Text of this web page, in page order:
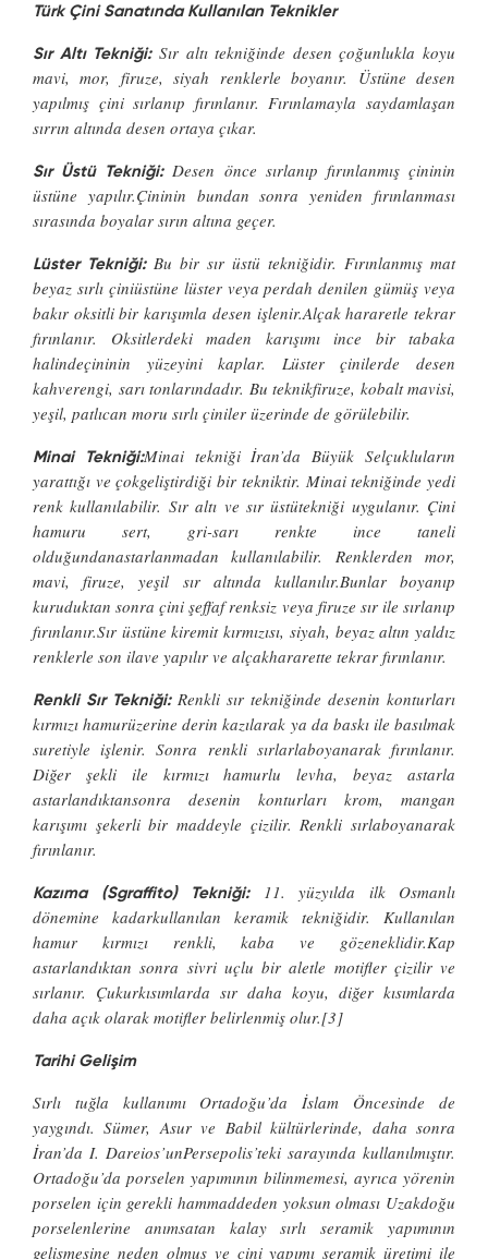
Türk Çini Sanatında Kullanılan Teknikler
Sır Altı Tekniği:Sır altı tekniğinde desen çoğunlukla koyu
mavi, mor, firuze, siyah renklerle boyanır. Üstüne desen
yapılmış çini sırlanıp fırınlanır. Fırınlamayla saydamlaşan
sırrın altında desen ortaya çıkar.
Sır Üstü Tekniği:Desen önce sırlanıp fırınlanmış çininin
üstüne yapılır.Çininin bundan sonra yeniden fırınlanması
sırasında boyalar sırın altına geçer.
Lüster Tekniği:Bu bir sır üstü tekniğidir. Fırınlanmış mat
beyaz sırlı çiniüstüne lüster veya perdah denilen gümüş veya
bakır oksitli bir karışımla desen işlenir.Alçak hararetle tekrar
fırınlanır. Oksitlerdeki maden karışımı ince bir tabaka
halindeçininin yüzeyini kaplar. Lüster çinilerde desen
kahverengi, sarı tonlarındadır. Bu teknikfiruze, kobalt mavisi,
yeşil, patlıcan moru sırlı çiniler üzerinde de görülebilir.
Minai Tekniği:Minai tekniği İran’da Büyük Selçukluların
yarattığı ve çokgeliştirdiği bir tekniktir. Minai tekniğinde yedi
renk kullanılabilir. Sır altı ve sır üstütekniği uygulanır. Çini
hamuru sert, gri-sarı renkte ince taneli
olduğundanastarlanmadan kullanılabilir. Renklerden mor,
mavi, firuze, yeşil sır altında kullanılır.Bunlar boyanıp
kuruduktan sonra çini şeffaf renksiz veya firuze sır ile sırlanıp
fırınlanır.Sır üstüne kiremit kırmızısı, siyah, beyaz altın yaldız
renklerle son ilave yapılır ve alçakhararette tekrar fırınlanır.
Renkli Sır Tekniği:Renkli sır tekniğinde desenin konturları
kırmızı hamurüzerine derin kazılarak ya da baskı ile basılmak
suretiyle işlenir. Sonra renkli sırlarlaboyanarak fırınlanır.
Diğer şekli ile kırmızı hamurlu levha, beyaz astarla
astarlandıktansonra desenin konturları krom, mangan
karışımı şekerli bir maddeyle çizilir. Renkli sırlaboyanarak
fırınlanır.
Kazıma (Sgraffito) Tekniği:11. yüzyılda ilk Osmanlı
dönemine kadarkullanılan keramik tekniğidir. Kullanılan
hamur kırmızı renkli, kaba ve gözeneklidir.Kap
astarlandıktan sonra sivri uçlu bir aletle motifler çizilir ve
sırlanır. Çukurkısımlarda sır daha koyu, diğer kısımlarda
daha açık olarak motifler belirlenmiş olur.[3]
Tarihi Gelişim
Sırlı tuğla kullanımı Ortadoğu’da İslam Öncesinde de
yaygındı. Sümer, Asur ve Babil kültürlerinde, daha sonra
İran’da I. Dareios’unPersepolis’teki sarayında kullanılmıştır.
Ortadoğu’da porselen yapımının bilinmemesi, ayrıca yörenin
porselen için gerekli hammaddeden yoksun olması Uzakdoğu
porselenlerine anımsatan kalay sırlı seramik yapımının
gelişmesine neden olmuş ve çini yapımı seramik üretimi ile